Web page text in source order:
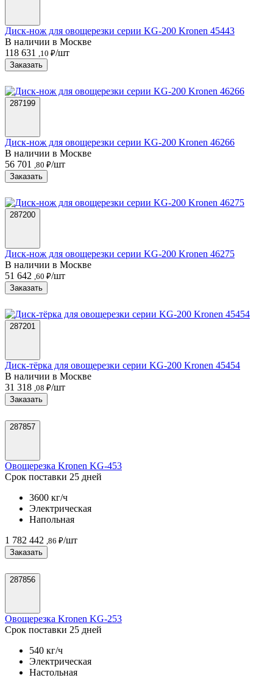
Диск-нож для овощерезки серии KG-200 Kronen 45443
В наличии в Москве
118 631
,10 ₽/шт
Заказать
287199
Диск-нож для овощерезки серии KG-200 Kronen 46266
В наличии в Москве
56 701
,80 ₽/шт
Заказать
287200
Диск-нож для овощерезки серии KG-200 Kronen 46275
В наличии в Москве
51 642 ,60 ₽/шт
Заказать
287201
Диск-тёрка для овощерезки серии KG-200 Kronen 45454
В наличии в Москве
31 318 ,08 ₽/шт
Заказать
287857
Овощерезка Kronen KG-453
Срок поставки 25 дней
3600 кг/ч
Электрическая
Напольная
1 782 442 ,86 ₽/шт
Заказать
287856
Овощерезка Kronen KG-253
Срок поставки 25 дней
540 кг/ч
Электрическая
Настольная